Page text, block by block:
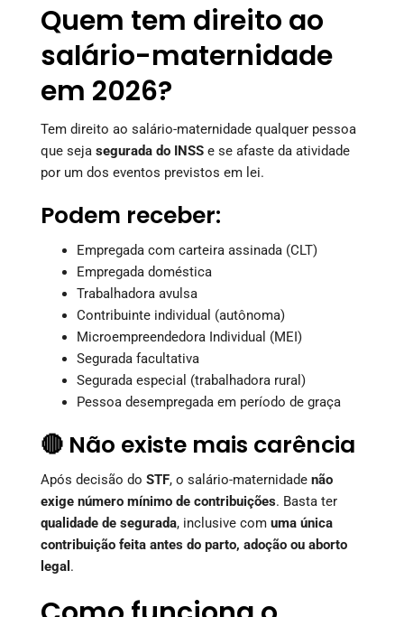
Quem tem direito ao
salário-maternidade
em 2026?
Tem direito ao salário-maternidade qualquer pessoa
que seja segurada do INSS e se afaste da atividade
por um dos eventos previstos em lei.
Podem receber:
Empregada com carteira assinada (CLT)
Empregada doméstica
Trabalhadora avulsa
Contribuinte individual (autônoma)
Microempreendedora Individual (MEI)
Segurada facultativa
Segurada especial (trabalhadora rural)
Pessoa desempregada em período de graça
🔴 Não existe mais carência
Após decisão do STF, o salário-maternidade não
exige número mínimo de contribuições. Basta ter
qualidade de segurada, inclusive com uma única
contribuição feita antes do parto, adoção ou aborto
legal .